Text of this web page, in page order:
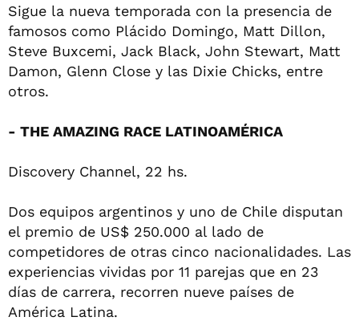
Sigue la nueva temporada con la presencia de
famosos como Plácido Domingo, Matt Dillon,
Steve Buxcemi, Jack Black, John Stewart, Matt
Damon, Glenn Close y las Dixie Chicks, entre
otros.
- THE AMAZING RACE LATINOAMÉRICA
Discovery Channel, 22 hs.
Dos equipos argentinos y uno de Chile disputan
el premio de US$ 250.000 al lado de
competidores de otras cinco nacionalidades. Las
experiencias vividas por 11 parejas que en 23
días de carrera, recorren nueve países de
América Latina.